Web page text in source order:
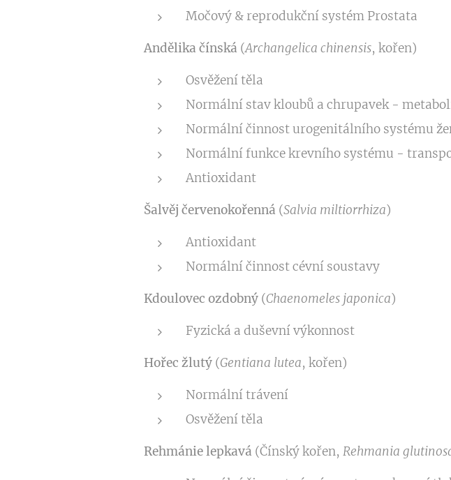
Močový & reprodukční systém Prostata
Andělika čínská (Archangelica chinensis, kořen)
Osvěžení těla
Normální stav kloubů a chrupavek -
Normální činnost urogenitálního systému
Normální funkce krevního systému -
Antioxidant
Šalvěj červenokořenná (Salvia miltiorrhiza)
Antioxidant
Normální činnost cévní soustavy
Kdoulovec ozdobný(Chaenomeles japonica)
Fyzická a duševní výkonnost
Hořec žlutý(Gentiana lutea, kořen)
Normální trávení
Osvěžení těla
Rehmánie lepkavá (Čínský kořen, Rehmania